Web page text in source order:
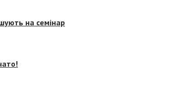
на семінар